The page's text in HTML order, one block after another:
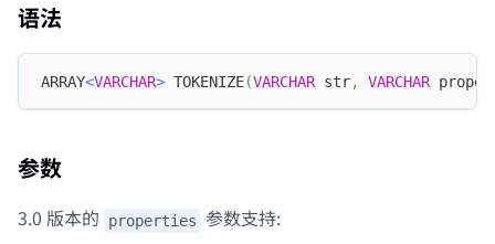
语法
ARRAY<VARCHAR> TOKENIZE(VARCHAR str, VARCHAR
参数
3.0 版本的 properties 参数支持: